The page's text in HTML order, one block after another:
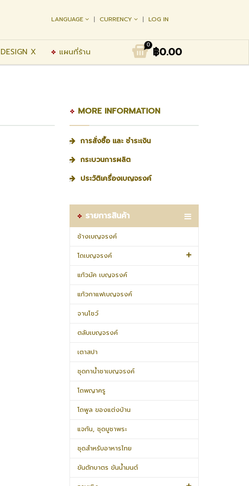
LANGUAGE CURRENCY LOG IN
DESIGN X แผนที่ร้าน
0 ฿0.00
MORE INFORMATION
การสั่งซื้อ และ ชำระเงิน
กระบวนการผลิต
ประวัติเครื่องเบญจรงค์
รายการสินค้า
ช้างเบญจรงค์
โถเบญจรงค์
แก้วมัค เบญจรงค์
แก้วกาแฟเบญจรงค์
จานโชว์
ตลับเบญจรงค์
เตาสปา
ชุดกาน้ำชาเบญจรงค์
โถพญาครู
โถพูล ของแต่งบ้าน
แจกัน, ชุดบูชาพระ
ชุดสำหรับอาหารไทย
ขันตักบาตร ขันน้ำมนต์